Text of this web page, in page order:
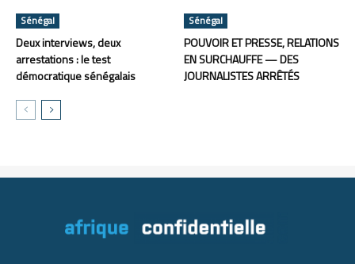
Sénégal
Deux interviews, deux
arrestations : le test
démocratique sénégalais
Sénégal
POUVOIR ET PRESSE, RELATIONS
EN SURCHAUFFE — DES
JOURNALISTES ARRÊTÉS